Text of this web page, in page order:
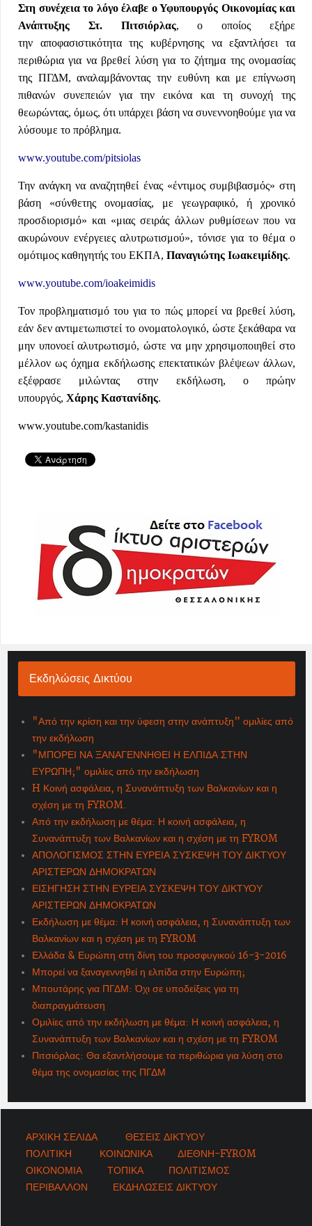
Στη συνέχεια το λόγο έλαβε ο Υφυπουργός Οικονομίας και
Ανάπτυξης Στ. Πιτσιόρλας, ο οποίος εξήρε
την αποφασιστικότητα της κυβέρνησης να εξαντλήσει τα
περιθώρια για να βρεθεί λύση για το ζήτημα της ονομασίας
της ΠΓΔΜ, αναλαμβάνοντας την ευθύνη και με επίγνωση
πιθανών συνεπειών για την εικόνα και τη συνοχή της
θεωρώντας, όμως, ότι υπάρχει βάση να συνεννοηθούμε για να
λύσουμε το πρόβλημα.
www.youtube.com/pitsiolas
Την ανάγκη να αναζητηθεί ένας «έντιμος συμβιβασμός» στη
βάση «σύνθετης ονομασίας, με γεωγραφικό, ή χρονικό
προσδιορισμό» και «μιας σειράς άλλων ρυθμίσεων που να
ακυρώνουν ενέργειες αλυτρωτισμού», τόνισε για το θέμα ο
ομότιμος καθηγητής του ΕΚΠΑ, Παναγιώτης Ιωακειμίδης.
www.youtube.com/ioakeimidis
Τον προβληματισμό του για το πώς μπορεί να βρεθεί λύση,
εάν δεν αντιμετωπιστεί το ονοματολογικό, ώστε ξεκάθαρα να
μην υπονοεί αλυτρωτισμό, ώστε να μην χρησιμοποιηθεί στο
μέλλον ως όχημα εκδήλωσης επεκτατικών βλέψεων άλλων,
εξέφρασε μιλώντας στην εκδήλωση, ο πρώην
υπουργός, Χάρης Καστανίδης.
www.youtube.com/kastanidis
Εκδηλώσεις Δικτύου
"Από την κρίση και την ύφεση στην ανάπτυξη” ομιλίες από
την εκδήλωση
"ΜΠΟΡΕΙ ΝΑ ΞΑΝΑΓΕΝΝΗΘΕΙ Η ΕΛΠΙΔΑ ΣΤΗΝ
ΕΥΡΩΠΗ;" ομιλίες από την εκδήλωση
H Κοινή ασφάλεια, η Συνανάπτυξη των Βαλκανίων και η
σχέση με τη FYROM.
Από την εκδήλωση με θέμα: Η κοινή ασφάλεια, η
Συνανάπτυξη των Βαλκανίων και η σχέση με τη FYROM
ΑΠΟΛΟΓΙΣΜΟΣ ΣΤΗΝ ΕΥΡΕΙΑ ΣΥΣΚΕΨΗ ΤΟΥ ΔΙΚΤΥΟΥ
ΑΡΙΣΤΕΡΩΝ ΔΗΜΟΚΡΑΤΩΝ
ΕΙΣΗΓΗΣΗ ΣΤΗΝ ΕΥΡΕΙΑ ΣΥΣΚΕΨΗ ΤΟΥ ΔΙΚΤΥΟΥ
ΑΡΙΣΤΕΡΩΝ ΔΗΜΟΚΡΑΤΩΝ
Εκδήλωση με θέμα: Η κοινή ασφάλεια, η Συνανάπτυξη των
Βαλκανίων και η σχέση με τη FYROM
Ελλάδα & Ευρώπη στη δίνη του προσφυγικού 16-3-2016
Μπορεί να ξαναγεννηθεί η ελπίδα στην Ευρώπη;
Μπουτάρης για ΠΓΔΜ: Όχι σε υποδείξεις για τη
διαπραγμάτευση
Ομιλίες από την εκδήλωση με θέμα: Η κοινή ασφάλεια, η
Συνανάπτυξη των Βαλκανίων και η σχέση με τη FYROM
Πιτσιόρλας: Θα εξαντλήσουμε τα περιθώρια για λύση στο
θέμα της ονομασίας της ΠΓΔΜ
ΑΡΧΙΚΗ ΣΕΛΙΔΑ
ΘΕΣΕΙΣ ΔΙΚΤΥΟΥ
ΠΟΛΙΤΙΚΗ
ΚΟΙΝΩΝΙΚΑ
ΔΙΕΘΝΗ-FYROM
ΟΙΚΟΝΟΜΙΑ
ΤΟΠΙΚΑ
ΠΟΛΙΤΙΣΜΟΣ
ΠΕΡΙΒΑΛΛΟΝ
ΕΚΔΗΛΩΣΕΙΣ ΔΙΚΤΥΟΥ